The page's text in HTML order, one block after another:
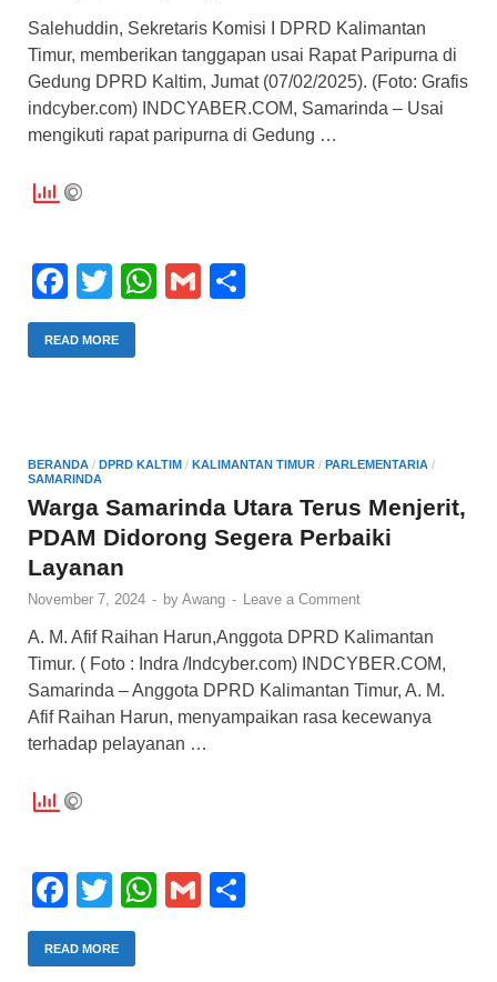
Salehuddin, Sekretaris Komisi I DPRD Kalimantan
Timur, memberikan tanggapan usai Rapat Paripurna di
Gedung DPRD Kaltim, Jumat (07/02/2025). (Foto: Grafis
indcyber.com) INDCYABER.COM, Samarinda – Usai
mengikuti rapat paripurna di Gedung …
F
a
c
o
o
k
T
wi
tt
W
p
p
G
READ MORE
BERANDA / DPRD KALTIM / KALIMANTAN TIMUR / PARLEMENTARIA /
SAMARINDA
Warga Samarinda Utara Terus Menjerit,
PDAM Didorong Segera Perbaiki
Layanan
November 7, 2024 - by Awang - Leave a Comment
A. M. Afif Raihan Harun,Anggota DPRD Kalimantan
Timur. ( Foto : Indra /Indcyber.com) INDCYBER.COM,
Samarinda – Anggota DPRD Kalimantan Timur, A. M.
Afif Raihan Harun, menyampaikan rasa kecewanya
terhadap pelayanan …
F
a
c
T
wi
tt
W G
READ MORE